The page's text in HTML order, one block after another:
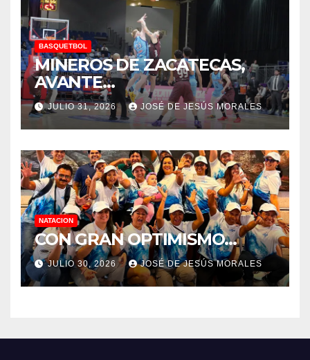
BASQUETBOL
MINEROS DE ZACATECAS,
AVANTE…
JULIO 31, 2026 JOSÉ DE JESÚS MORALES
NATACION
CON GRAN OPTIMISMO…
JULIO 30, 2026 JOSÉ DE JESÚS MORALES